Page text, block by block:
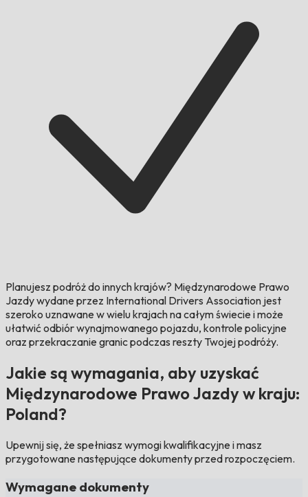
Planujesz podróż do innych krajów? Międzynarodowe Prawo
Jazdy wydane przez International Drivers Association jest
szeroko uznawane w wielu krajach na całym świecie i może
ułatwić odbiór wynajmowanego pojazdu, kontrole policyjne
oraz przekraczanie granic podczas reszty Twojej podróży.
Jakie są wymagania, aby uzyskać
Międzynarodowe Prawo Jazdy w kraju:
Poland?
Upewnij się, że spełniasz wymogi kwalifikacyjne i masz
przygotowane następujące dokumenty przed rozpoczęciem.
Wymagane dokumenty